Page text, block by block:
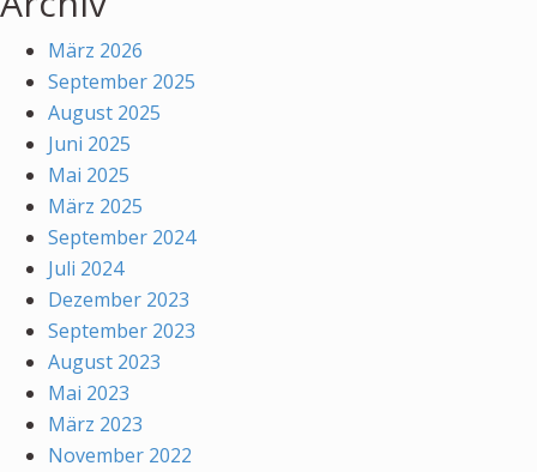
März 2026
September 2025
August 2025
Juni 2025
Mai 2025
März 2025
September 2024
Juli 2024
Dezember 2023
September 2023
August 2023
Mai 2023
März 2023
November 2022